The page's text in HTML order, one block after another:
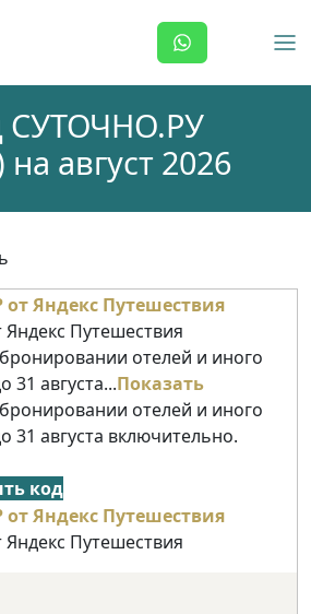
СУТОЧНО.РУ
август 2026
Путешествия
отелей и иного
31 августа...Показать
отелей и иного
31 августа включительно.
код
Путешествия